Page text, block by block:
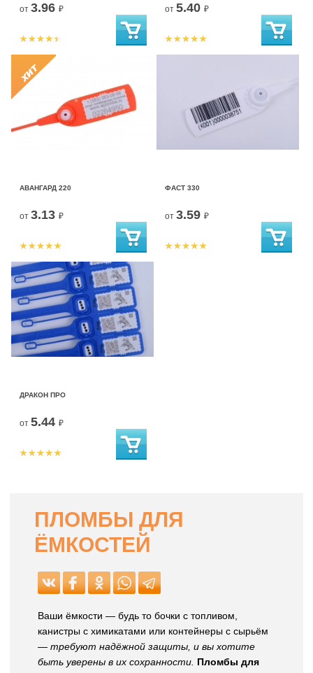
от 3.96 ₽ от 5.40 ₽
АВАНГАРД 220
от 3.13 ₽
ФАСТ 330
от 3.59 ₽
ДРАКОН ПРО
от 5.44 ₽
ПЛОМБЫ ДЛЯ
ЁМКОСТЕЙ
Ваши ёмкости — будь то бочки с топливом,
канистры с химикатами или контейнеры с сырьём
— требуют надёжной защиты, и вы хотите
быть уверены в их сохранности. Пломбы для